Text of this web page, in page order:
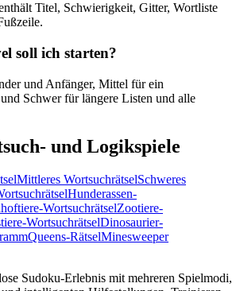
Titel, Schwierigkeit, Gitter, Wortliste
soll ich starten?
und Anfänger, Mittel für ein
Schwer für längere Listen und alle
und Logikspiele
Mittleres WortsuchrätselSchweres
Hunderassen-
WortsuchrätselZootiere-
WortsuchrätselDinosaurier-
Queens-RätselMinesweeper
Sudoku-Erlebnis mit mehreren Spielmodi,